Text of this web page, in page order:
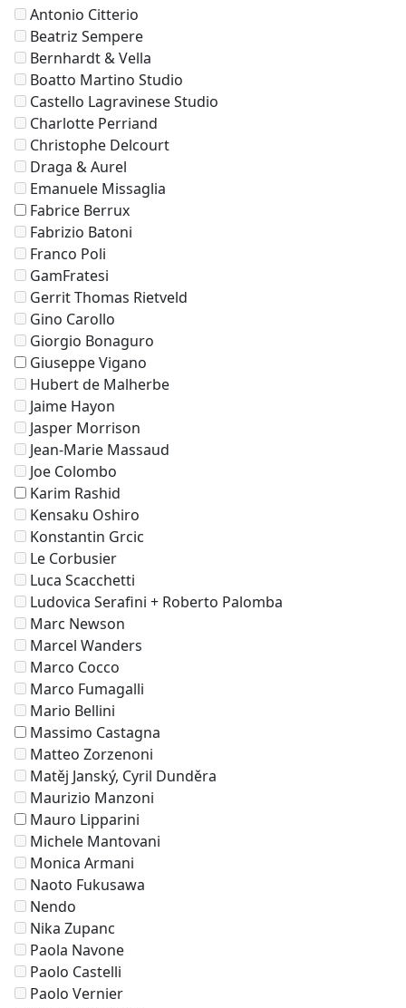
Antonio Citterio
Beatriz Sempere
Bernhardt & Vella
Boatto Martino Studio
Castello Lagravinese Studio
Charlotte Perriand
Christophe Delcourt
Draga & Aurel
Emanuele Missaglia
Fabrice Berrux
Fabrizio Batoni
Franco Poli
GamFratesi
Gerrit Thomas Rietveld
Gino Carollo
Giorgio Bonaguro
Giuseppe Vigano
Hubert de Malherbe
Jaime Hayon
Jasper Morrison
Jean-Marie Massaud
Joe Colombo
Karim Rashid
Kensaku Oshiro
Konstantin Grcic
Le Corbusier
Luca Scacchetti
Ludovica Serafini + Roberto Palomba
Marc Newson
Marcel Wanders
Marco Cocco
Marco Fumagalli
Mario Bellini
Massimo Castagna
Matteo Zorzenoni
Matěj Janský, Cyril Dunděra
Maurizio Manzoni
Mauro Lipparini
Michele Mantovani
Monica Armani
Naoto Fukusawa
Nendo
Nika Zupanc
Paola Navone
Paolo Castelli
Paolo Vernier